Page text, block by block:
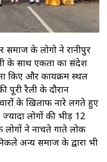
समाज के लोगो ने रानीपुर
के साथ एकता का संदेश
किए और कार्यक्रम स्थल
पूरी रैली के दौरान
के खिलाफ नारे लगते हुए
लोगों की भीड़ 12
लोगों ने नाचते गाते लोक
अन्य समाज के द्वारा भी